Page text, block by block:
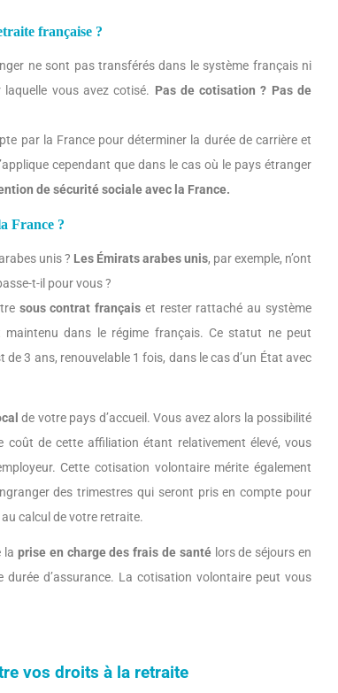
française ?
ne sont pas transférés dans le système français ni
vous avez cotisé. Pas de cotisation ? Pas de
par la France pour déterminer la durée de carrière et
cependant que dans le cas où le pays étranger
de sécurité sociale avec la France.
France ?
unis ? Les Émirats arabes unis, par exemple, n’ont
t-il pour vous ?
sous contrat français et rester rattaché au système
maintenu dans le régime français. Ce statut ne peut
3 ans, renouvelable 1 fois, dans le cas d’un État avec
de votre pays d’accueil. Vous avez alors la possibilité
coût de cette affiliation étant relativement élevé, vous
Cette cotisation volontaire mérite également
des trimestres qui seront pris en compte pour
calcul de votre retraite.
la prise en charge des frais de santélors de séjours en
d’assurance. La cotisation volontaire peut vous
vos droits à la retraite